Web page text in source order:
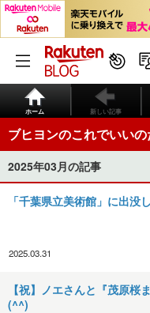
ホーム 新しい記事
ブヒヨンのこれでいい
2025年03月の記事
「千葉県立美術館」に出没
2025.03.31
【祝】ノエさんと『茂原桜
(^^)